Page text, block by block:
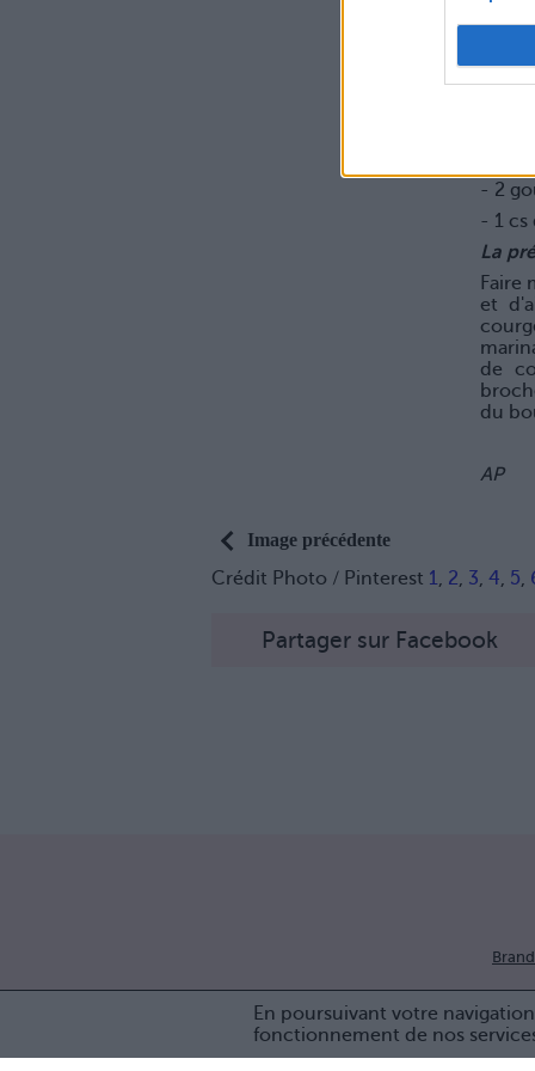
En poursuivant votre
fonctionnement de nos
hiver
La
- 2
- 1 cs
La
Faire
et
de
du
AP
Image précédente
Crédit Photo / Pinterest 1, 2, 3, 4, 5,
Partager sur Facebook